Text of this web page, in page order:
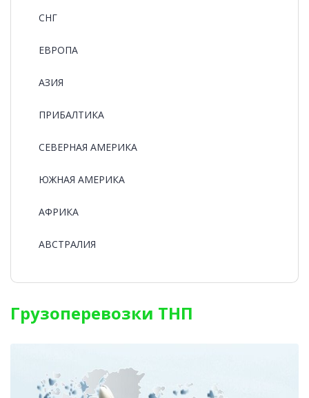
СНГ
ЕВРОПА
АЗИЯ
ПРИБАЛТИКА
СЕВЕРНАЯ АМЕРИКА
ЮЖНАЯ АМЕРИКА
АФРИКА
АВСТРАЛИЯ
Грузоперевозки ТНП